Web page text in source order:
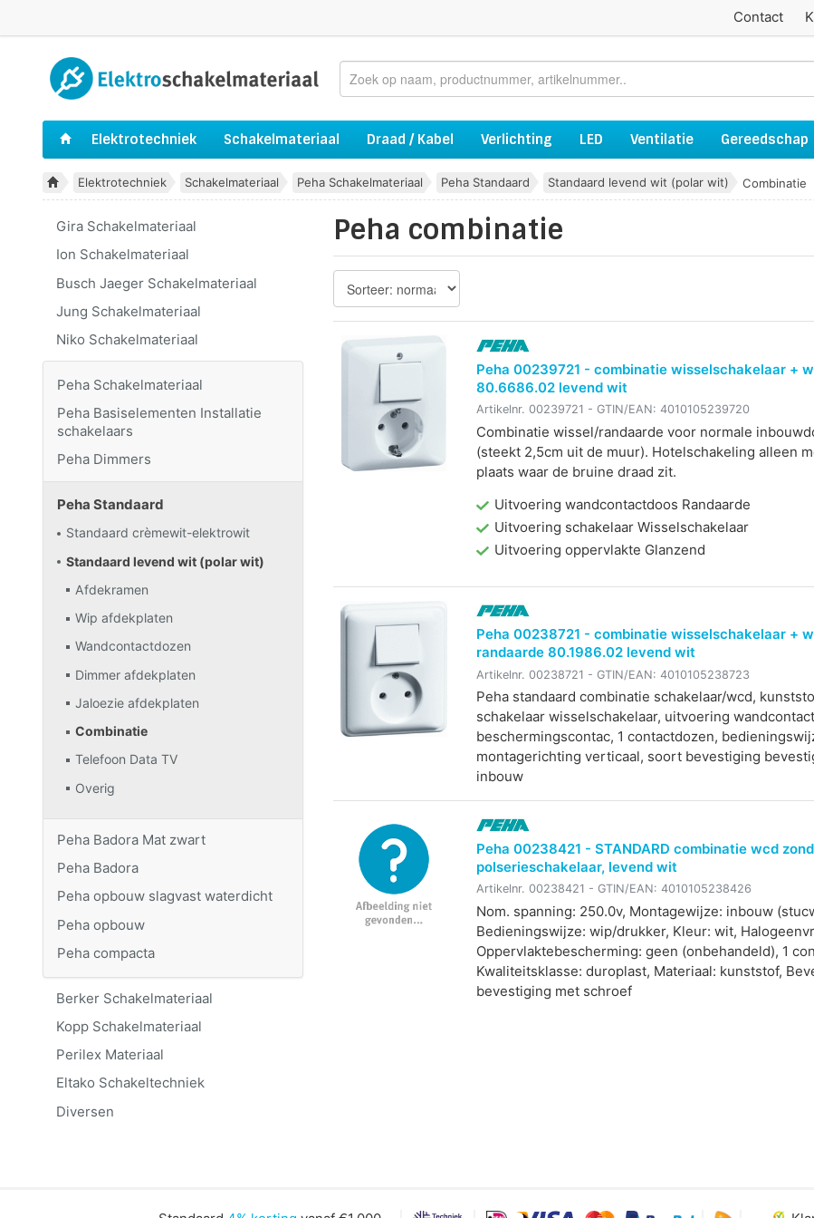
Contact
Elektrotechniek Schakelmateriaal Draad / Kabel Verlichting LED Ventilatie Gereedschap
Elektrotechniek Schakelmateriaal Peha Schakelmateriaal Peha Standaard Standaard levend wit (polar wit) Combinatie
Gira Schakelmateriaal
Ion Schakelmateriaal
Busch Jaeger Schakelmateriaal
Jung Schakelmateriaal
Niko Schakelmateriaal
Peha Schakelmateriaal
Peha Basiselementen Installatie
schakelaars
Peha Dimmers
Peha Standaard
Standaard crèmewit-elektrowit
Standaard levend wit (polar wit)
Afdekramen
Wip afdekplaten
Wandcontactdozen
Dimmer afdekplaten
Jaloezie afdekplaten
Combinatie
Telefoon Data TV
Overig
Peha Badora Mat zwart
Peha Badora
Peha opbouw slagvast waterdicht
Peha opbouw
Peha compacta
Berker Schakelmateriaal
Kopp Schakelmateriaal
Perilex Materiaal
Eltako Schakeltechniek
Diversen
Peha combinatie
Peha 00239721 - combinatie wisselschakelaar +
80.6686.02 levend wit
Artikelnr.00239721 - GTIN/EAN:4010105239720
Combinatie wissel/randaarde voor normale
(steekt 2,5cm uit de muur). Hotelschakeling alleen
plaats waar de bruine draad zit.
Uitvoering wandcontactdoos Randaarde
Uitvoering schakelaar Wisselschakelaar
Uitvoering oppervlakte Glanzend
Peha 00238721 - combinatie wisselschakelaar +
randaarde 80.1986.02 levend wit
Artikelnr.00238721 - GTIN/EAN:4010105238723
Peha standaard combinatie schakelaar/wcd,
schakelaar wisselschakelaar, uitvoering
beschermingscontac, 1 contactdozen,
montagerichting verticaal, soort bevestiging
inbouw
Peha 00238421 - STANDARD combinatie wcd
polserieschakelaar, levend wit
Artikelnr.00238421 - GTIN/EAN:4010105238426
Nom. spanning: 250.0v, Montagewijze: inbouw
Bedieningswijze: wip/drukker, Kleur: wit,
Oppervlaktebescherming: geen (onbehandeld), 1
Kwaliteitsklasse: duroplast, Materiaal: kunststof,
bevestiging met schroef